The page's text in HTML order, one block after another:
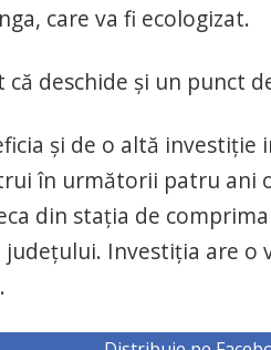
care va fi ecologizat.
deschide și un punct
și de o altă
în următorii patru ani
din stația de
Investiția are o